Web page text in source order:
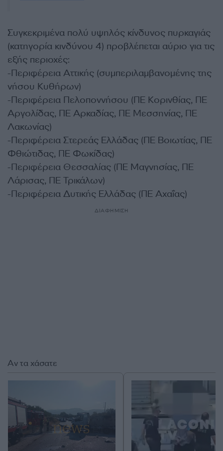
Συγκεκριμένα πολύ υψηλός κίνδυνος πυρκαγιάς
(κατηγορία κινδύνου 4) προβλέπεται αύριο για τις
εξής περιοχές:
-Περιφέρεια Αττικής (συμπεριλαμβανομένης της
νήσου Κυθήρων)
-Περιφέρεια Πελοποννήσου (ΠΕ Κορινθίας, ΠΕ
Αργολίδας, ΠΕ Αρκαδίας, ΠΕ Μεσσηνίας, ΠΕ
Λακωνίας)
-Περιφέρεια Στερεάς Ελλάδας (ΠΕ Βοιωτίας, ΠΕ
Φθιώτιδας, ΠΕ Φωκίδας)
-Περιφέρεια Θεσσαλίας (ΠΕ Μαγνησίας, ΠΕ
Λάρισας, ΠΕ Τρικάλων)
-Περιφέρεια Δυτικής Ελλάδας (ΠΕ Αχαΐας)
ΔΙΑΦΗΜΙΣΗ
Αν τα χάσατε